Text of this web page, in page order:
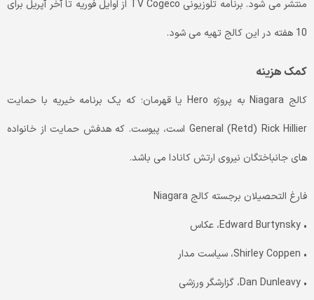
منتشر می شود. برنامه تلوزیونی TV Cogeco از اوایل فوریه تا آخر آپریل برای
10 هفته در این کالج تهیه می شود.
کمک هزینه
کالج Niagara به پروژه Hero یا قهرمان؛ که یک برنامه خیریه با حمایت
General (Retd) Rick Hillier است، پیوست. که هدفش حمایت از خانواده
های جانباختگان نیروی ارتش کانادا می باشد.
فارغ التحصیلان برجسته کالج Niagara
• Edward Burtynsky، عکاس
• Shirley Coppen، سیاست مدار
• Dan Dunleavy، گزارشگر ورزشی